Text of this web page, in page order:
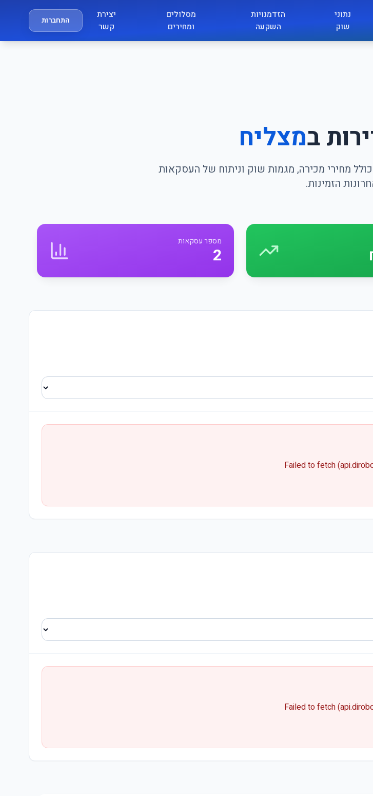
נתוני
שוק
הזדמנויות
השקעה
מסלולים
ומחירים
יצירת
קשר
התחברות
במצליח
מחירי מכירה, מגמות שוק וניתוח של העסקאות
הזמינות.
מספר עסקאות
2
Failed to fetch
Failed to fetch